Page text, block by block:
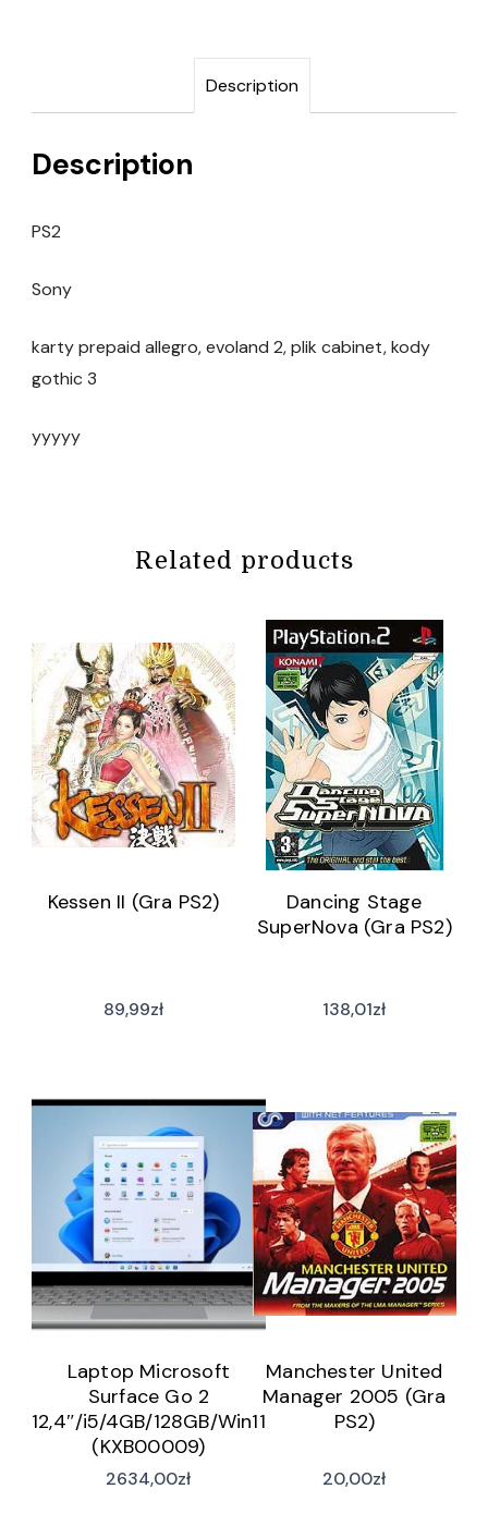
Description
Description
PS2
Sony
karty prepaid allegro, evoland 2, plik cabinet, kody
gothic 3
yyyyy
Related products
Kessen II (Gra PS2)
89,99zł
Dancing Stage
SuperNova (Gra PS2)
138,01zł
Laptop Microsoft
Surface Go 2
12,4″/i5/4GB/128GB/Win11
(KXB00009)
2634,00zł
Manchester United
Manager 2005 (Gra
PS2)
20,00zł